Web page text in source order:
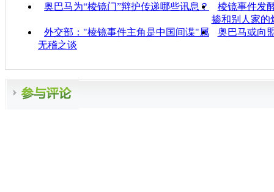
奥巴马为“棱镜门”辩护传递哪些讯息？
棱镜事件发
掺和别人家的
外交部："棱镜事件主角是中国间谍"属
无稽之谈
奥巴马或向